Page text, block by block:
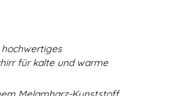
für kalte und warme